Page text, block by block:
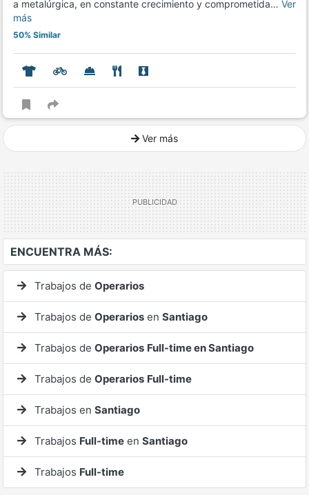
a metalúrgica, en constante crecimiento y comprometida… Ver
más
50% Similar
Ver más
ENCUENTRA MÁS:
Trabajos de Operarios
Trabajos de Operarios en Santiago
Trabajos de Operarios Full-time en Santiago
Trabajos de Operarios Full-time
Trabajos en Santiago
Trabajos Full-time en Santiago
Trabajos Full-time